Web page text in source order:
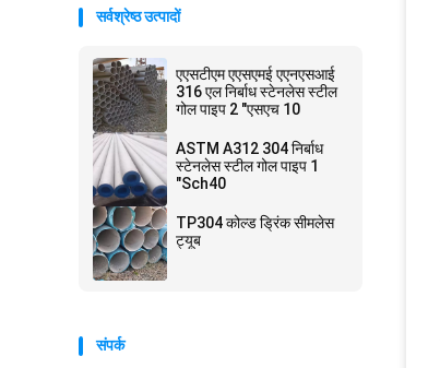
सर्वश्रेष्ठ उत्पादों
एएसटीएम एएसएमई एएनएसआई
316 एल निर्बाध स्टेनलेस स्टील
गोल पाइप 2 "एसएच 10
ASTM A312 304 निर्बाध
स्टेनलेस स्टील गोल पाइप 1
"Sch40
TP304 कोल्ड ड्रिंक सीमलेस
ट्यूब
संपर्क